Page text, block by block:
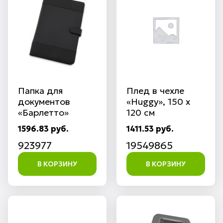
Папка для
документов
«Барлетто»
1596.83 руб.
923977
В КОРЗИНУ
Плед в чехле
«Huggy», 150 х
120 см
1411.53 руб.
19549865
В КОРЗИНУ